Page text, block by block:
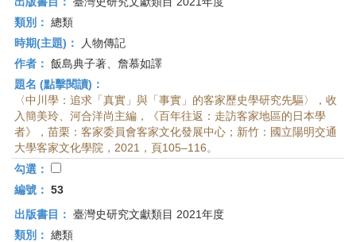
類別： 總類
時期(主題)：
人物傳記
作者： 飯島典子著、詹慕如譯
題名 (點擊閱讀)：
〈中川學：追求「真實」與「事實」的客家歷史學研究先驅〉，收
入簡美玲、河合洋尚主編，《百年往返：走訪客家地區的日本學
者》，苗栗：客家委員會客家文化發展中心；新竹：國立陽明交通
大學客家文化學院，2021，頁105–116。
勾選：
編號： 53
出版書目： 臺灣史研究文獻類目 2021年度
類別： 總類